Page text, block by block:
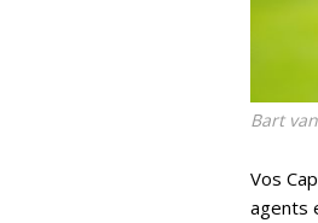
Bart
Vos
agents